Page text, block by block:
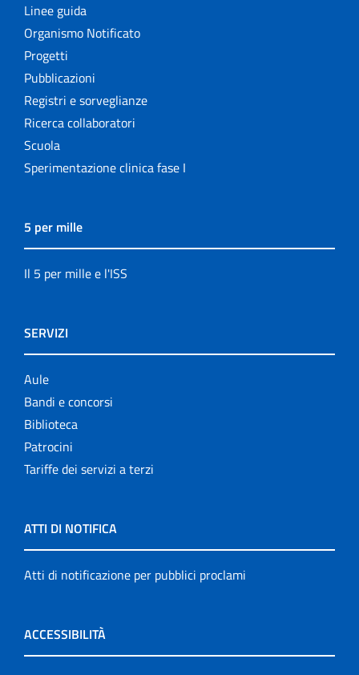
Linee guida
Organismo Notificato
Progetti
Pubblicazioni
Registri e sorveglianze
Ricerca collaboratori
Scuola
Sperimentazione clinica fase I
5 per mille
Il 5 per mille e l'ISS
SERVIZI
Aule
Bandi e concorsi
Biblioteca
Patrocini
Tariffe dei servizi a terzi
ATTI DI NOTIFICA
Atti di notificazione per pubblici proclami
ACCESSIBILITÀ